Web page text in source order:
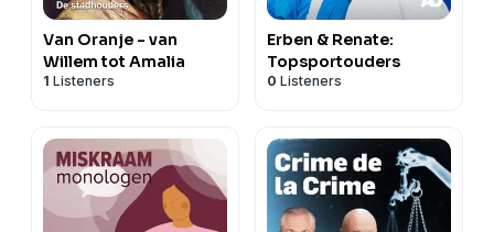
Van Oranje - van
Willem tot Amalia
1 Listeners
Erben & Renate:
Topsportouders
0 Listeners